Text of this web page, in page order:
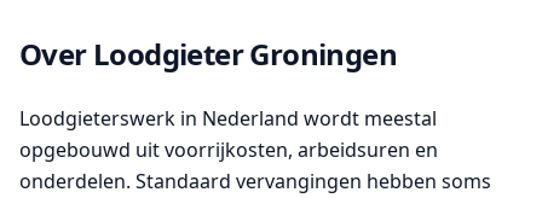
Over Loodgieter Groningen
Loodgieterswerk in Nederland wordt meestal
opgebouwd uit voorrijkosten, arbeidsuren en
onderdelen. Standaard vervangingen hebben soms